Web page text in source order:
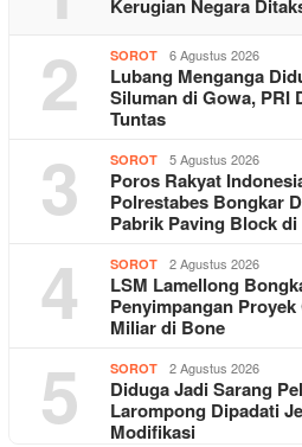
Kerugian Negara
2 SOROT 6 Agustus 2026
Lubang Menganga
Siluman di Gowa, PRI
Tuntas
3 SOROT 5 Agustus 2026
Poros Rakyat
Polrestabes Bongkar
Pabrik Paving Block di
4 SOROT 2 Agustus 2026
LSM Lamellong
Penyimpangan
Miliar di Bone
5 SOROT 2 Agustus 2026
Diduga Jadi Sarang
Larompong Dipadati
Modifikasi